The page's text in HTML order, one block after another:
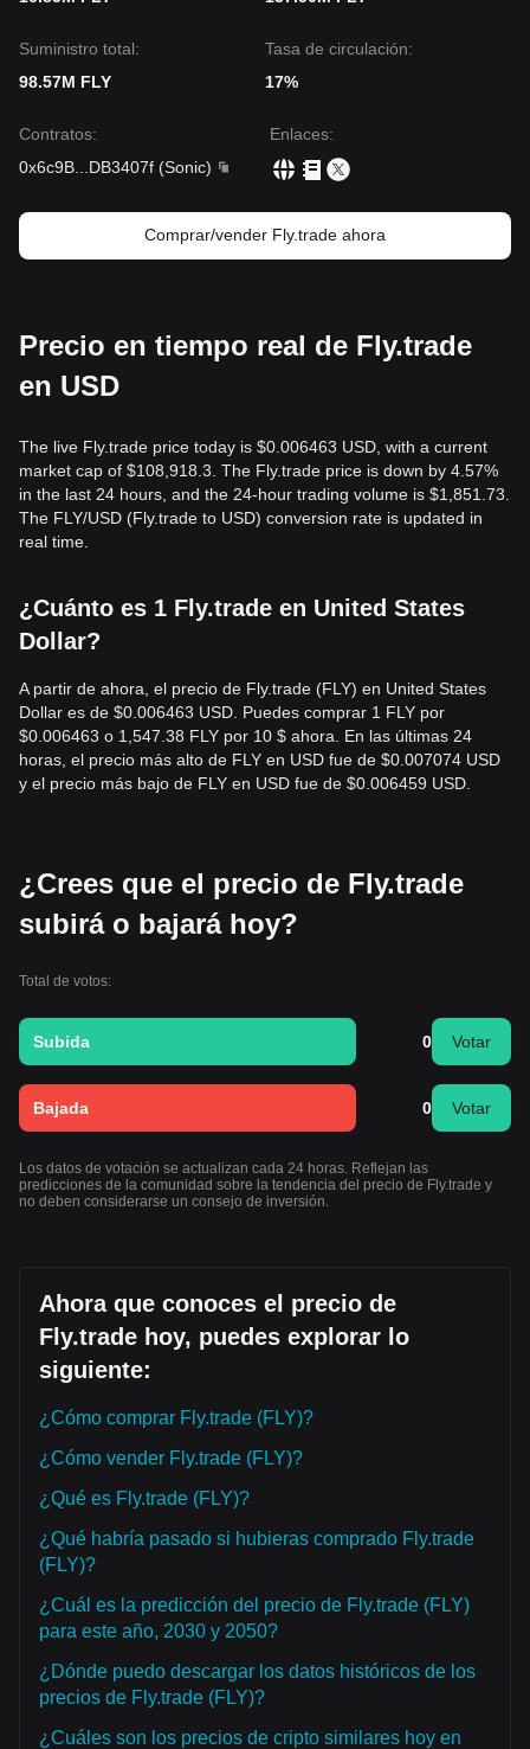
Suministro total:
98.57M FLY
Tasa de circulación:
17%
Contratos:
0x6c9B
DB3407f (Sonic)
Enlaces:
Comprar/vender Fly.trade ahora
Precio en tiempo real de Fly.trade
en USD
The live Fly.trade price today is $0.006463 USD, with a current
market cap of $108,918.3. The Fly.trade price is down by 4.57%
in the last 24 hours, and the 24-hour trading volume is $1,851.73.
The FLY/USD (Fly.trade to USD) conversion rate is updated in
real time.
¿Cuánto es 1 Fly.trade en United States
Dollar?
A partir de ahora, el precio de Fly.trade (FLY) en United States
Dollar es de $0.006463 USD. Puedes comprar 1 FLY por
$0.006463 o 1,547.38 FLY por 10 $ ahora. En las últimas 24
horas, el precio más alto de FLY en USD fue de $0.007074 USD
y el precio más bajo de FLY en USD fue de $0.006459 USD.
¿Crees que el precio de Fly.trade
subirá o bajará hoy?
Total de votos:
Subida 0 Votar
Bajada 0 Votar
Los datos de votación se actualizan cada 24 horas. Reflejan las
predicciones de la comunidad sobre la tendencia del precio de Fly.trade y
no deben considerarse un consejo de inversión.
Ahora que conoces el precio de
Fly.trade hoy, puedes explorar lo
siguiente:
¿Cómo comprar Fly.trade (FLY)?
¿Cómo vender Fly.trade (FLY)?
¿Qué es Fly.trade (FLY)?
¿Qué habría pasado si hubieras comprado Fly.trade
(FLY)?
¿Cuál es la predicción del precio de Fly.trade (FLY)
para este año, 2030 y 2050?
¿Dónde puedo descargar los datos históricos de los
precios de Fly.trade (FLY)?
¿Cuáles son los precios de cripto similares hoy en